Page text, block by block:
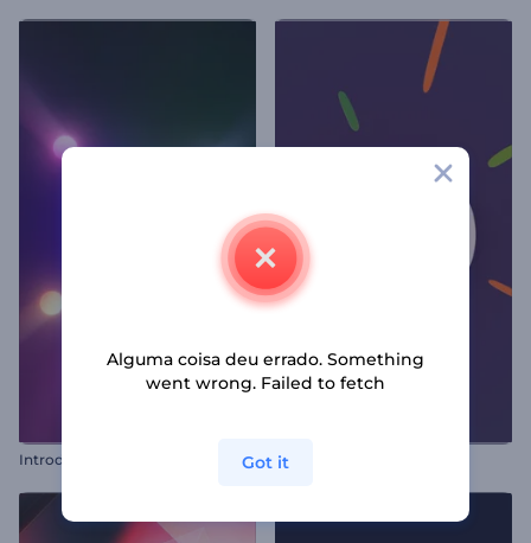
I
ntrodução de Circulos Iluminados Intro com Visual Vibrante
Alguma coisa deu errado. Something
went wrong. Failed to fetch
Got it